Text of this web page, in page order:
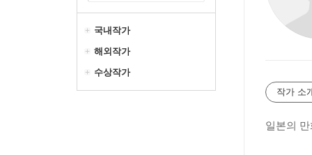
국내작가
해외작가
수상작가
작가 소
일본의